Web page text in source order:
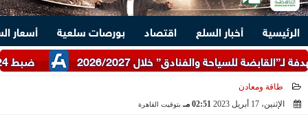
الرئيسية أخبار السلع اقتصاد بورصات سلعية
أسعار
ضبط 24 طن دقيق أبيض وبلدي مدعم عبر شرطة التموين
طاقة ومعادن
الإثنين، 17 أبريل 2023
02:51 مـ بتوقيت القاهرة